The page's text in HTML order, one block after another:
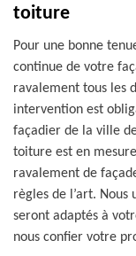
toiture
Pour une bonne
continue de votre
ravalement tous les
intervention est
façadier de la ville
toiture est en
ravalement de
règles de l’art.
seront adaptés à
nous confier votre